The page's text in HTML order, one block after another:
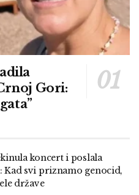
Gori:
koncert i poslala
svi priznamo genocid,
države